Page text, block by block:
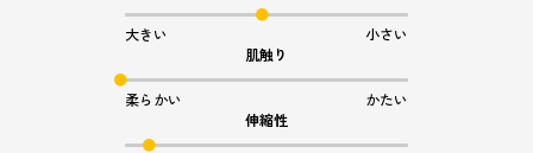
大きい
小さい
肌触り
柔らかい
かたい
伸縮性